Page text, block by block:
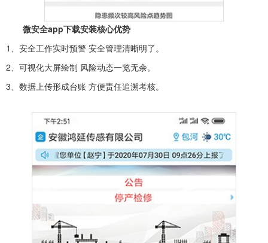
微安全app下载安装核心优势
1、安全工作实时预警 安全管理清晰明了。
2、可视化大屏绘制 风险动态一览无余。
3、数据上传形成台账 方便责任追溯考核。